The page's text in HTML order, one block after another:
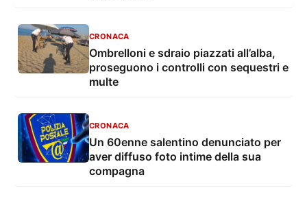
CRONACA
Ombrelloni e sdraio piazzati all’alba,
proseguono i controlli con sequestri e
multe
CRONACA
Un 60enne salentino denunciato per
aver diffuso foto intime della sua
compagna